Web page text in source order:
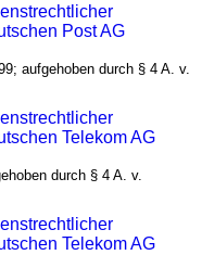
Post AG
aufgehoben durch § 4 A. v.
Telekom AG
durch § 4 A. v.
Telekom AG